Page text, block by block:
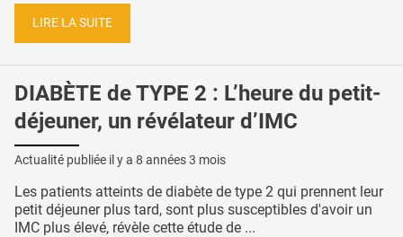
LIRE LA SUITE
DIABÈTE de TYPE 2 : L’heure du petit-
déjeuner, un révélateur d’IMC
Actualité publiée il y a 8 années 3 mois
Les patients atteints de diabète de type 2 qui prennent leur
petit déjeuner plus tard, sont plus susceptibles d'avoir un
IMC plus élevé, révèle cette étude de ...